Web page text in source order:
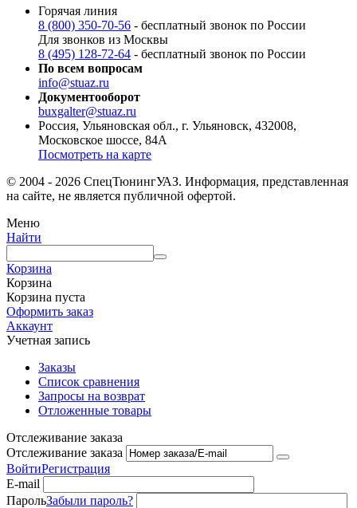
Горячая линия
8 (800) 350-70-56 - бесплатный звонок по России
Для звонков из Москвы
8 (495) 128-72-64 - бесплатный звонок по России
По всем вопросам
info@stuaz.ru
Документооборот
buxgalter@stuaz.ru
Россия, Ульяновская обл., г. Ульяновск, 432008,
Московское шоссе, 84А
Посмотреть на карте
© 2004 - 2026 СпецТюнингУАЗ. Информация, представленная
на сайте, не является публичной офертой.
Меню
Найти
Корзина
Корзина
Корзина пуста
Оформить заказ
Аккаунт
Учетная запись
Заказы
Список сравнения
Запросы на возврат
Отложенные товары
Отслеживание заказа
Отслеживание заказа
ВойтиРегистрация
E-mail
ПарольЗабыли пароль?